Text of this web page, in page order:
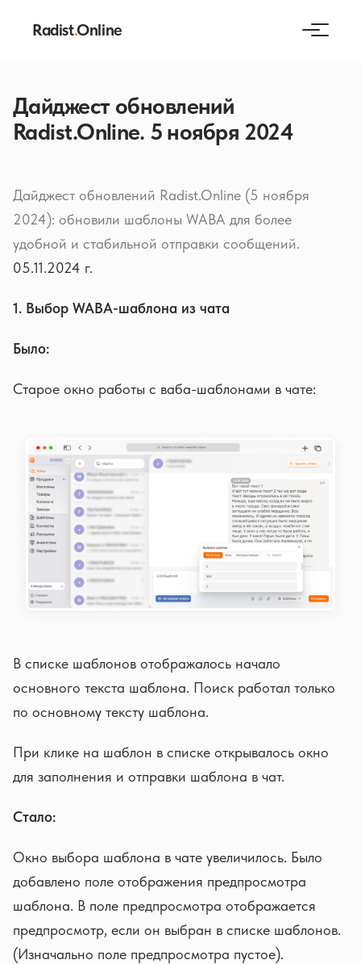
Radist.Online
Дайджест обновлений
Radist.Online. 5 ноября 2024
Дайджест обновлений Radist.Online (5 ноября
2024): обновили шаблоны WABA для более
удобной и стабильной отправки сообщений.
05.11.2024 г.
1. Выбор WABA-шаблона из чата
Было:
Старое окно работы с ваба-шаблонами в чате:
В списке шаблонов отображалось начало
основного текста шаблона. Поиск работал только
по основному тексту шаблона.
При клике на шаблон в списке открывалось окно
для заполнения и отправки шаблона в чат.
Стало:
Окно выбора шаблона в чате увеличилось. Было
добавлено поле отображения предпросмотра
шаблона. В поле предпросмотра отображается
предпросмотр, если он выбран в списке шаблонов.
(Изначально поле предпросмотра пустое).